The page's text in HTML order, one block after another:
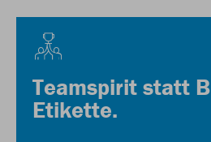
Teamspirit statt
Etikette.